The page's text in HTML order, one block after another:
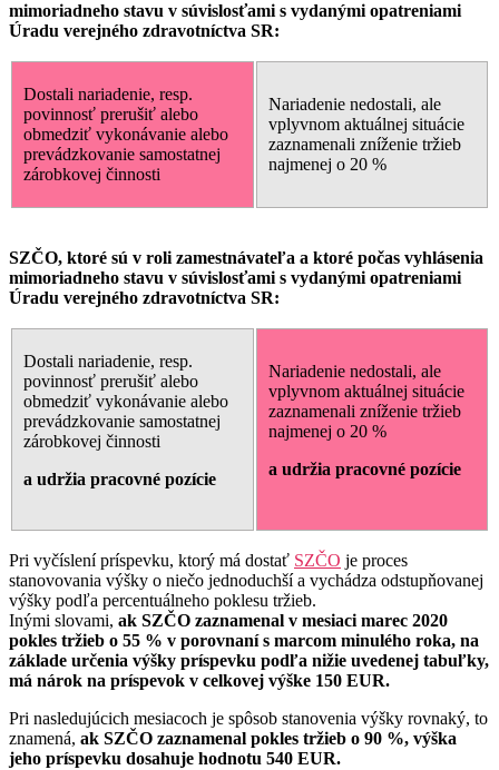
mimoriadneho stavu v súvislosťami s vydanými opatreniami
Úradu verejného zdravotníctva SR:
Dostali nariadenie, resp.
povinnosť prerušiť alebo
obmedziť vykonávanie alebo
prevádzkovanie samostatnej
zárobkovej činnosti
Nariadenie nedostali, ale
vplyvnom aktuálnej situácie
zaznamenali zníženie tržieb
najmenej o 20 %
SZČO, ktoré sú v roli zamestnávateľa a ktoré počas vyhlásenia
mimoriadneho stavu v súvislosťami s vydanými opatreniami
Úradu verejného zdravotníctva SR:
Dostali nariadenie, resp.
povinnosť prerušiť alebo
obmedziť vykonávanie alebo
prevádzkovanie samostatnej
zárobkovej činnosti
a udržia pracovné pozície
Nariadenie nedostali, ale
vplyvnom aktuálnej situácie
zaznamenali zníženie tržieb
najmenej o 20 %
a udržia pracovné pozície
Pri vyčíslení príspevku, ktorý má dostať SZČO je proces
stanovovania výšky o niečo jednoduchší a vychádza odstupňovanej
výšky podľa percentuálneho poklesu tržieb.
Inými slovami, ak SZČO zaznamenal v mesiaci marec 2020
pokles tržieb o 55 % v porovnaní s marcom minulého roka, na
základe určenia výšky príspevku podľa nižie uvedenej tabuľky,
má nárok na príspevok v celkovej výške 150 EUR.
Pri nasledujúcich mesiacoch je spôsob stanovenia výšky rovnaký, to
znamená, ak SZČO zaznamenal pokles tržieb o 90 %, výška
jeho príspevku dosahuje hodnotu 540 EUR.